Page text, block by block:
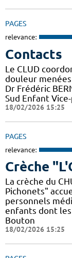
PAGES
relevance:
Contacts
Le CLUD
douleur
Dr Frédéric
Sud Enfant
18/02/2026 15:25
PAGES
relevance:
Crèche
La crèche du
Pichonets"
personnels
enfants dont
Bouton
18/02/2026 15:25